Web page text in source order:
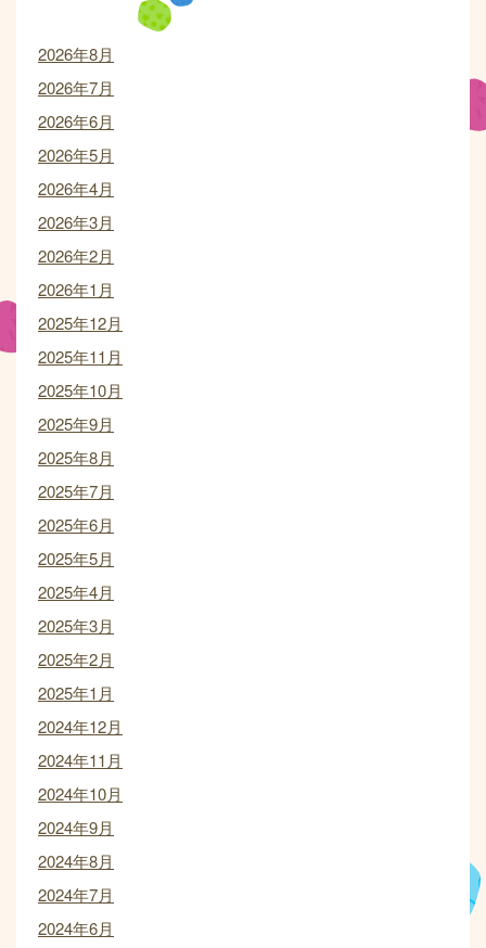
2026年8月
2026年7月
2026年6月
2026年5月
2026年4月
2026年3月
2026年2月
2026年1月
2025年12月
2025年11月
2025年10月
2025年9月
2025年8月
2025年7月
2025年6月
2025年5月
2025年4月
2025年3月
2025年2月
2025年1月
2024年12月
2024年11月
2024年10月
2024年9月
2024年8月
2024年7月
2024年6月